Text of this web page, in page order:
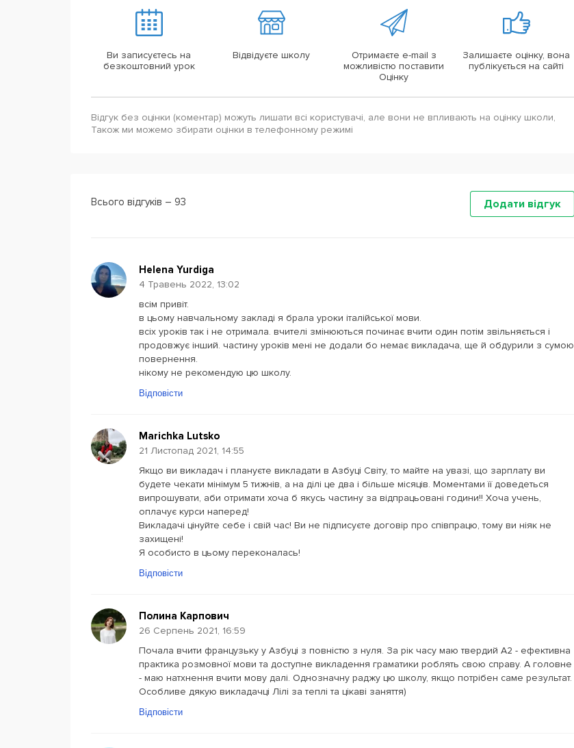
Ви записуєтесь на
безкоштовний урок
Відвідуєте школу
Отримаєте e-mail з
можливістю поставити
Оцінку
Залишаєте оцінку, вона
публікується на сайті
Відгук без оцінки (коментар) можуть лишати всі користувачі, але вони не впливають на оцінку школи,
Також ми можемо збирати оцінки в телефонному режимі
Всього відгуків – 93 Додати відгук
Helena Yurdiga
4 Травень 2022, 13:02
всім привіт.
в цьому навчальному закладі я брала уроки італійської мови.
всіх уроків так і не отримала. вчителі змінюються починає вчити один потім звільняється і
продовжує інший. частину уроків мені не додали бо немає викладача, ще й обдурили з сумою
повернення.
нікому не рекомендую цю школу.
Відповісти
Marichka Lutsko
21 Листопад 2021, 14:55
Якщо ви викладач і плануєте викладати в Азбуці Світу, то майте на увазі, що зарплату ви
будете чекати мінімум 5 тижнів, а на ділі це два і більше місяців. Моментами її доведеться
випрошувати, аби отримати хоча б якусь частину за відпрацьовані години!! Хоча учень,
оплачує курси наперед!
Викладачі цінуйте себе і свій час! Ви не підписуєте договір про співпрацю, тому ви ніяк не
захищені!
Я особисто в цьому переконалась!
Відповісти
Полина Карпович
26 Серпень 2021, 16:59
Почала вчити французьку у Азбуці з повністю з нуля. За рік часу маю твердий А2 - ефективна
практика розмовної мови та доступне викладення граматики роблять свою справу. А головне
- маю натхнення вчити мову далі. Однозначну раджу цю школу, якщо потрібен саме результат.
Особливе дякую викладачці Лілі за теплі та цікаві заняття)
Відповісти